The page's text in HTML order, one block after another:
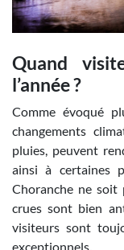
Quand
l’année ?
Comme évoqué
changements
pluies, peuvent
ainsi à certaines
Choranche ne soit
crues sont bien
visiteurs sont
exceptionnels.